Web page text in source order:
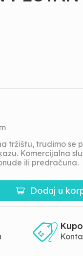
tržištu, trudimo se
Komercijalna
ili predračuna.
Dodaj u